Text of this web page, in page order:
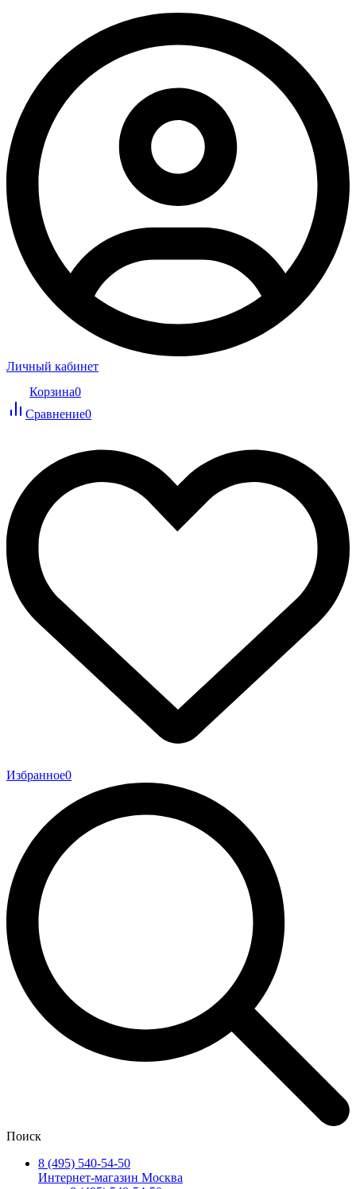
Личный кабинет
Корзина0
Сравнение0
Избранное0
Поиск
8 (495) 540-54-50
Интернет-магазин Москва